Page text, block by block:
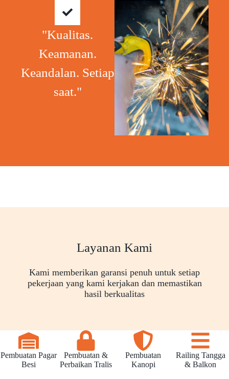
"Kualitas.
Keamanan.
Keandalan. Setiap
saat."
Layanan Kami
Kami memberikan garansi penuh untuk setiap
pekerjaan yang kami kerjakan dan memastikan
hasil berkualitas
Pembuatan Pagar
Besi
Pembuatan &
Perbaikan Tralis
Pembuatan
Kanopi
Railing Tangga
& Balkon